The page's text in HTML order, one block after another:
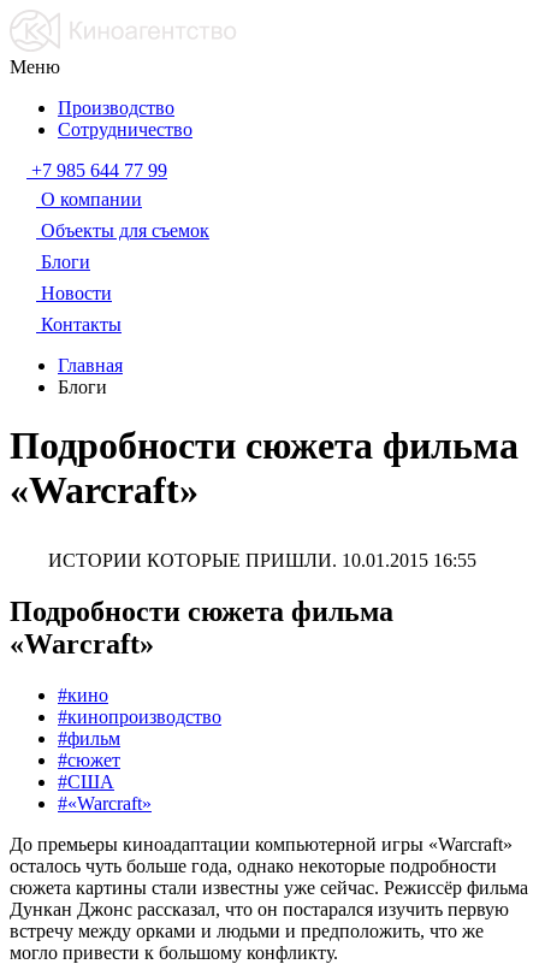
Меню
Производство
Сотрудничество
+7 985 644 77 99
О компании
Объекты для съемок
Блоги
Новости
Контакты
Главная
Блоги
Подробности сюжета фильма
«Warcraft»
ИСТОРИИ КОТОРЫЕ ПРИШЛИ. 10.01.2015 16:55
Подробности сюжета фильма
«Warcraft»
#кино
#кинопроизводство
#фильм
#сюжет
#США
#«Warcraft»
До премьеры киноадаптации компьютерной игры «Warcraft»
осталось чуть больше года, однако некоторые подробности
сюжета картины стали известны уже сейчас. Режиссёр фильма
Дункан Джонс рассказал, что он постарался изучить первую
встречу между орками и людьми и предположить, что же
могло привести к большому конфликту.